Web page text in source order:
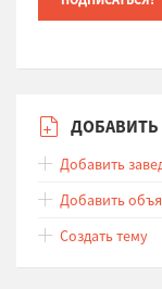
ДОБАВИТЬ
Добавить
Добавить
Создать тему